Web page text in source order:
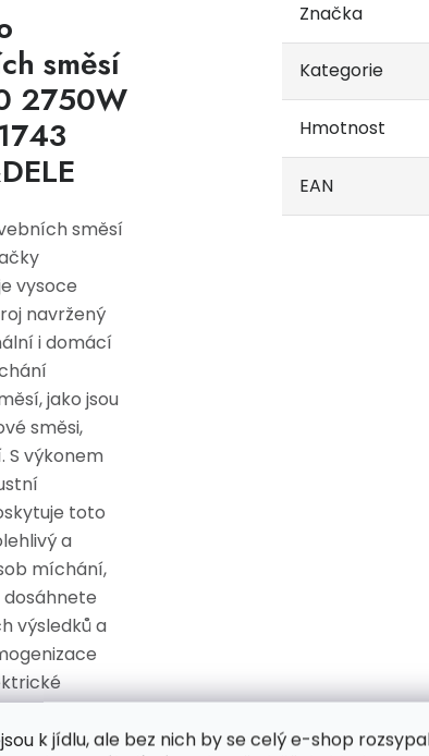
k jídlu, ale bez nich by se celý e-shop
směsí
2750W
směsí
vysoce
navržený
i domácí
jako jsou
směsi,
S výkonem
toto
a
míchání,
výsledků a
pro
lepidel,
Značka
Kategorie
Hmotnost
EAN